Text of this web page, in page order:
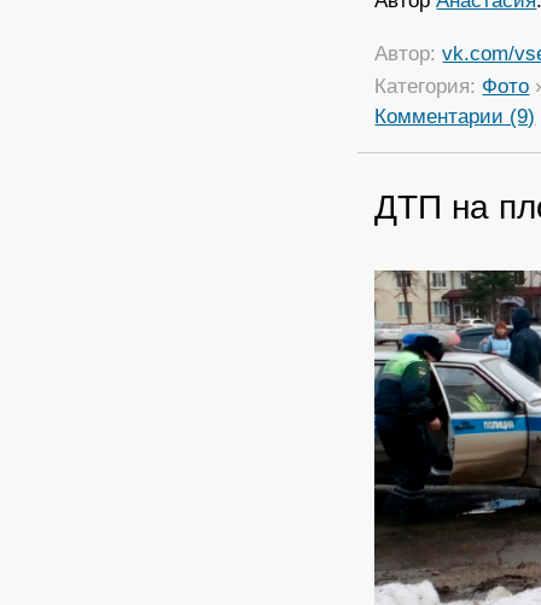
Автор:vk.com/
Категория: Фото
Комментарии (9)
ДТП на